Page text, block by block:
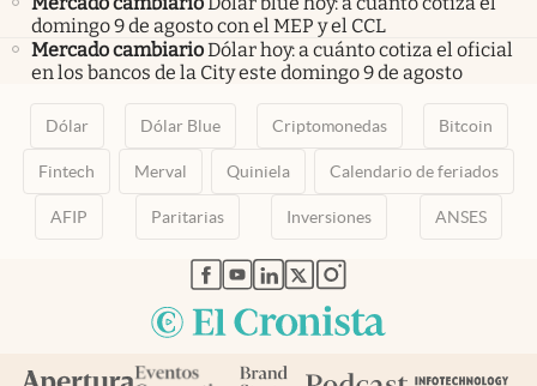
domingo 9 de agosto con el MEP y el CCL
Mercado cambiarioDólar hoy: a cuánto cotiza el oficial
en los bancos de la City este domingo 9 de agosto
Dólar Dólar Blue Criptomonedas Bitcoin
Fintech Merval Quiniela Calendario de feriados
AFIP Paritarias Inversiones ANSES
abre en nueva pestaña
abre en nueva pestaña
abre en nueva pestaña
abre en nueva pestaña
abre en nueva pestaña